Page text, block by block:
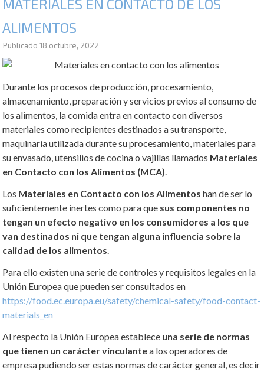
MATERIALES EN CONTACTO DE LOS
ALIMENTOS
Publicado 18 octubre, 2022
Durante los procesos de producción, procesamiento,
almacenamiento, preparación y servicios previos al consumo de
los alimentos, la comida entra en contacto con diversos
materiales como recipientes destinados a su transporte,
maquinaria utilizada durante su procesamiento, materiales para
su envasado, utensilios de cocina o vajillas llamados Materiales
en Contacto con los Alimentos (MCA)
Los Materiales en Contacto con los Alimentos han de ser lo
suficientemente inertes como para que sus componentes no
tengan un efecto negativo en los consumidores a los que
van destinados ni que tengan alguna influencia sobre la
calidad de los alimentos
Para ello existen una serie de controles y requisitos legales en la
Unión Europea que pueden ser consultados en
https://food.ec.europa.eu/safety/chemical-safety/food-contact-
materials_en
Al respecto la Unión Europea establece una serie de normas
que tienen un carácter vinculantea los operadores de
empresa pudiendo ser estas normas de carácter general, es decir